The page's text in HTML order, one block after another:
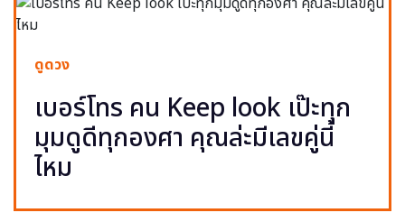
ดูดวง
เบอร์โทร คน Keep look เป๊ะทุก
มุมดูดีทุกองศา คุณล่ะมีเลขคู่นี้
ไหม